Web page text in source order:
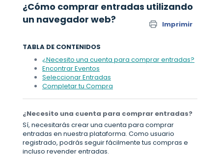
¿Cómo comprar entradas utilizando
un navegador web?
Imprimir
TABLA DE CONTENIDOS
¿Necesito una cuenta para comprar entradas?
Encontrar Eventos
Seleccionar Entradas
Completar tu Compra
¿Necesito una cuenta para comprar entradas?
Sí, necesitarás crear una cuenta para comprar
entradas en nuestra plataforma. Como usuario
registrado, podrás seguir fácilmente tus compras e
incluso revender entradas.